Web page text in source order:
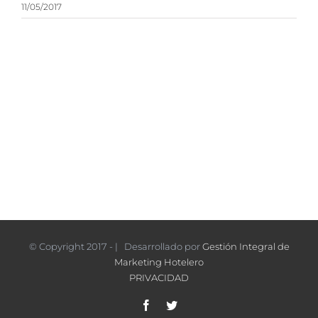
11/05/2017
© Copyright 2017 - | Desarrollado porGestión Integral de
Marketing Hotelero
PRIVACIDAD
FacebookTwitter